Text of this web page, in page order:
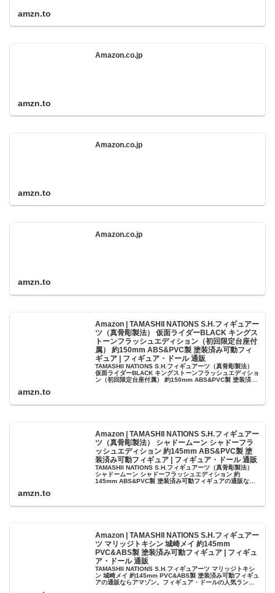
amzn.to
Amazon.co.jp
amzn.to
Amazon.co.jp
amzn.to
Amazon.co.jp
amzn.to
Amazon | TAMASHII NATIONS S.H.フィギュアー
ツ（真骨彫製法） 仮面ライダーBLACK キングス
トーンフラッシュエディション（初回限定台座付
属） 約150mm ABS&PVC製 塗装済み可動フィ
ギュア | フィギュア・ドール 通販
TAMASHII NATIONS S.H.フィギュアーツ（真骨彫製法）
仮面ライダーBLACK キングストーンフラッシュエディショ
ン（初回限定台座付属） 約150mm ABS&PVC製 塗装済み
amzn.to
Amazon | TAMASHII NATIONS S.H.フィギュアー
ツ（真骨彫製法） シャドームーン シャドーフラ
ッシュエディション 約145mm ABS&PVC製 塗
装済み可動フィギュア | フィギュア・ドール 通販
TAMASHII NATIONS S.H.フィギュアーツ（真骨彫製法）
シャドームーン シャドーフラッシュエディション 約
145mm ABS&PVC製 塗装済み可動フィギュアの通販なら
amzn.to
Amazon | TAMASHII NATIONS S.H.フィギュアー
ツ マリッジトキシン 城崎メイ 約145mm
PVC&ABS製 塗装済み可動フィギュア | フィギュ
ア・ドール 通販
TAMASHII NATIONS S.H.フィギュアーツ マリッジトキシ
ン 城崎メイ 約145mm PVC&ABS製 塗装済み可動フィギュ
アの通販ならアマゾン。フィギュア・ドールの人気ランキ